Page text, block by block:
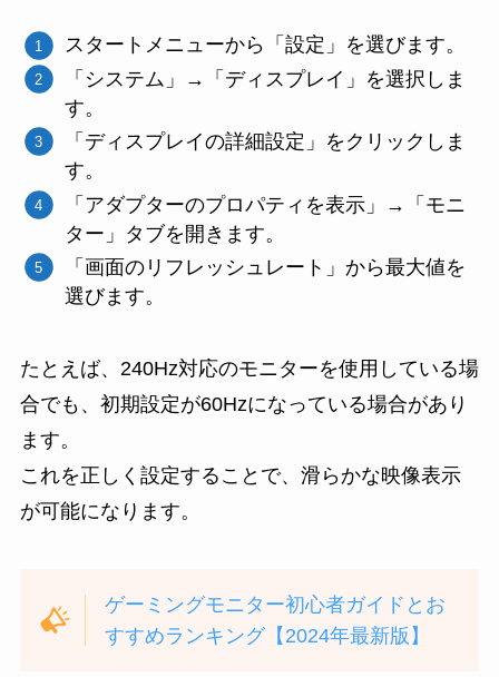
スタートメニューから「設定」を選びます。
「システム」→「ディスプレイ」を選択しま
す。
「ディスプレイの詳細設定」をクリックしま
す。
「アダプターのプロパティを表示」→「モニ
ター」タブを開きます。
「画面のリフレッシュレート」から最大値を
選びます。
たとえば、240Hz対応のモニターを使用している場
合でも、初期設定が60Hzになっている場合があり
ます。
これを正しく設定することで、滑らかな映像表示
が可能になります。
ゲーミングモニター初心者ガイドとお
すすめランキング【2024年最新版】